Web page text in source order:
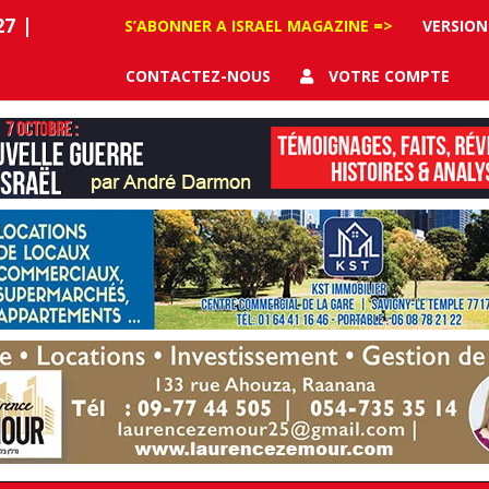
|
S’ABONNER A ISRAEL MAGAZINE =>
CONTACTEZ-NOUS VOTRE COMPTE